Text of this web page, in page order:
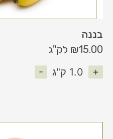
בננה
₪15.00
לק"ג
-
1.0 ק"ג +